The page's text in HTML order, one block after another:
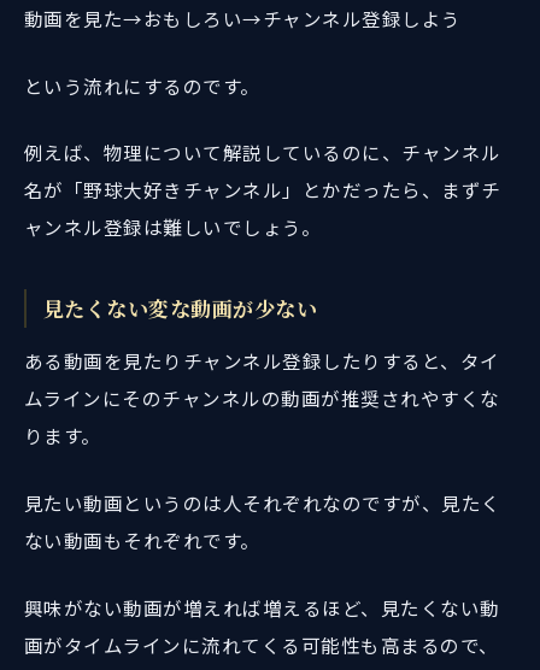
動画を見た→おもしろい→チャンネル登録しよう
という流れにするのです。
例えば、物理について解説しているのに、チャンネル
名が「野球大好きチャンネル」とかだったら、まずチ
ャンネル登録は難しいでしょう。
見たくない変な動画が少ない
ある動画を見たりチャンネル登録したりすると、タイ
ムラインにそのチャンネルの動画が推奨されやすくな
ります。
見たい動画というのは人それぞれなのですが、見たく
ない動画もそれぞれです。
興味がない動画が増えれば増えるほど、見たくない動
画がタイムラインに流れてくる可能性も高まるので、